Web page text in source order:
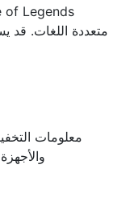
متعددة اللغات. قد
معلومات